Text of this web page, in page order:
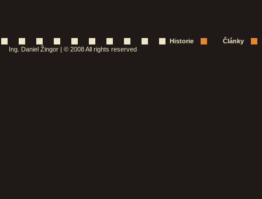
Historie
Články
Ing. Daniel Žingor | © 2008 All rights reserved